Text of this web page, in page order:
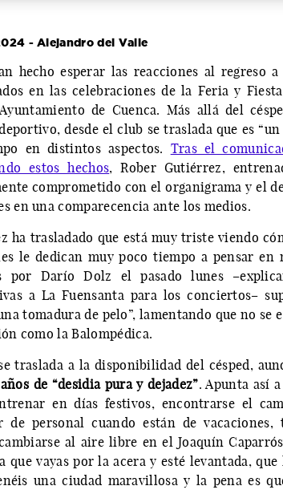
- Alejandro del Valle
hecho esperar las reacciones al regreso
en las celebraciones de la Feria y
de Cuenca. Más allá del
desde el club se traslada que es
en distintos aspectos. Tras el
estos hechos, Rober Gutiérrez,
comprometido con el organigrama y el
en una comparecencia ante los medios.
ha trasladado que está muy triste viendo
le dedican muy poco tiempo a pensar en
por Darío Dolz el pasado lunes
a La Fuensanta para los conciertos–
tomadura de pelo”, lamentando que no
como la Balompédica.
traslada a la disponibilidad del césped,
de “desidia pura y dejadez”. Apunta así
en días festivos, encontrarse el
de personal cuando están de
al aire libre en el Joaquín
que vayas por la acera y esté levantada,
una ciudad maravillosa y la pena es